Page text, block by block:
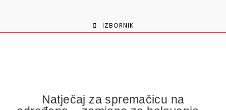
IZBORNIK
Natječaj za spremačicu na